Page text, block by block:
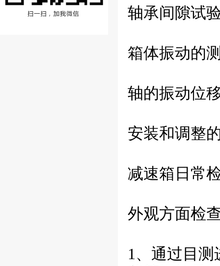
轴承间隙试
箱体振动的
轴的振动位
安装和调整
减速箱日常
外观方面检
1、通过目